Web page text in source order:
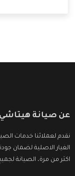
عن صيانة هيتاشي
نقدم لعملائنا خدمات
الغيار الاصلية لضمان
اكثر من مرة، الصيانة